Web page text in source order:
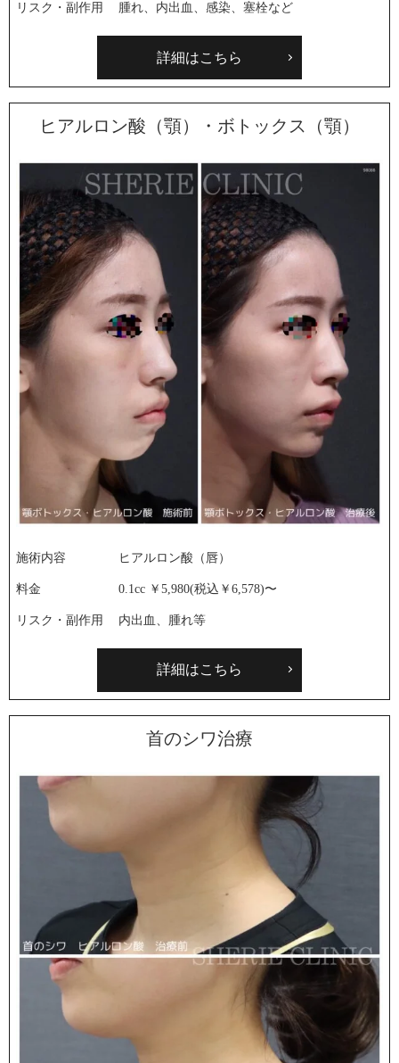
リスク・副作用 腫れ、内出血、感染、塞栓など
詳細はこちら
ヒアルロン酸（顎）・ボトックス（顎）
施術内容 ヒアルロン酸（唇）
料金 0.1cc ￥5,980(税込￥6,578)〜
リスク・副作用 内出血、腫れ等
詳細はこちら
首のシワ治療